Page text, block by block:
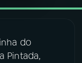
do
Pintada,